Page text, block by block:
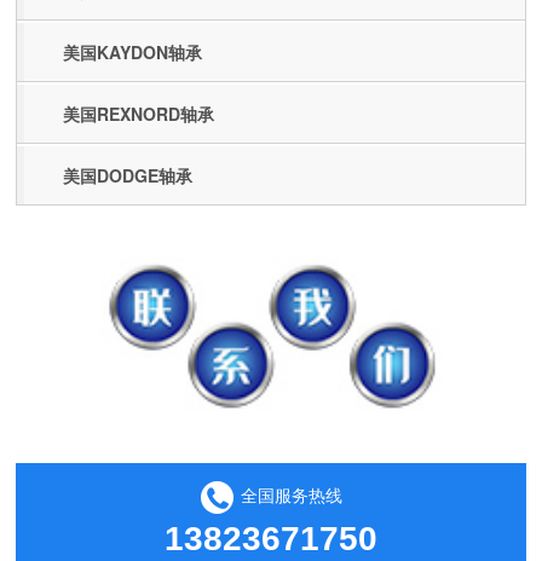
美国KAYDON轴承
美国REXNORD轴承
美国DODGE轴承
全国服务热线
13823671750